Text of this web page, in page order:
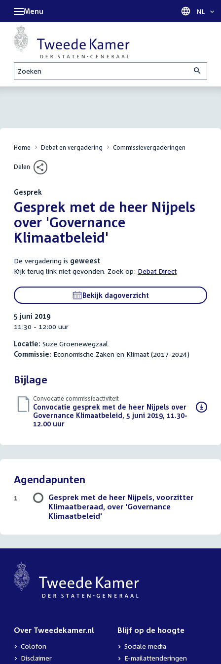
Zoeken
Menu Taal
NL
Home Debat en vergadering Commissievergaderingen
Delen
Gesprek
:Gesprek met de heer Nijpels
over 'Governance
Klimaatbeleid'
De vergadering is geweest
Kijk terug link niet gevonden. Zoek op: Debat Direct
Bekijk dagoverzicht
5 juni 2019
11:30 - 12:00 uur
Locatie: Suze Groenewegzaal
Commissie: Economische Zaken en Klimaat (2017-2024)
Bijlage
Convocatie commissieactiviteit
Download
bestand:
Convocatie gesprek met de heer Nijpels over
Governance Klimaatbeleid, 5 juni 2019, 11.30-
12.00 uur(PDF)
Agendapunten
Gesprek met de heer Nijpels, voorzitter
Klimaatberaad, over 'Governance
Klimaatbeleid'
1
Over Tweedekamer.nl
Colofon
Disclaimer
Blijf op de hoogte
Sociale media
E-mailattenderingen